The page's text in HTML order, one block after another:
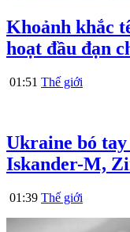
Khoảnh khắc
hoạt đầu đạn
01:51 Thế giới
Ukraine bó
Iskander-M,
01:39 Thế giới